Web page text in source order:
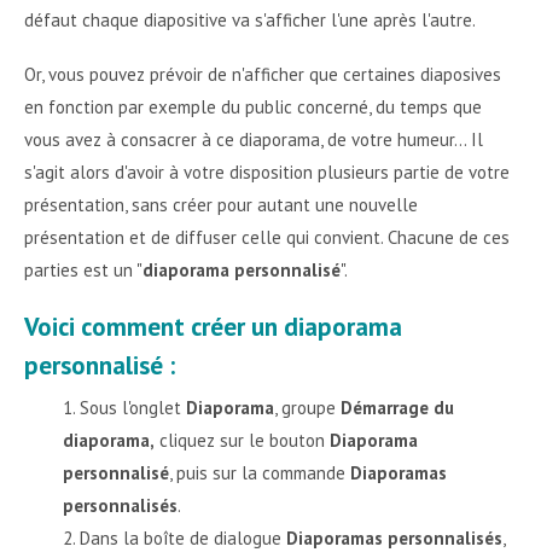
défaut chaque diapositive va s'afficher l'une après l'autre.
Or, vous pouvez prévoir de n'afficher que certaines diaposives
en fonction par exemple du public concerné, du temps que
vous avez à consacrer à ce diaporama, de votre humeur... Il
s'agit alors d'avoir à votre disposition plusieurs partie de votre
présentation, sans créer pour autant une nouvelle
présentation et de diffuser celle qui convient. Chacune de ces
parties est un "diaporama personnalisé".
Voici comment créer un diaporama
personnalisé :
Sous l'onglet Diaporama, groupe Démarrage du
diaporama, cliquez sur le bouton Diaporama
personnalisé, puis sur la commande Diaporamas
personnalisés.
Dans la boîte de dialogue Diaporamas personnalisés,